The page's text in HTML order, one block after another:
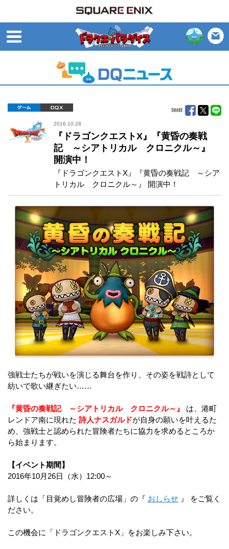
ゲーム
2016.10.28
『ドラゴンクエストX』『黄昏の奏戦
記 ～シアトリカル クロニクル～』
開演中！
『ドラゴンクエストX』『黄昏の奏戦記 ～シア
トリカル クロニクル～』 開演中！
強戦士たちが戦いを演じる舞台を作り、その姿を戦詩として
紡いで歌い継ぎたい……
『黄昏の奏戦記 ～シアトリカル クロニクル～』
は、港町
レンドア南に現れた 詩人ナスガルドが自身の願いを叶えるた
め、強戦士と認められた冒険者たちに協力を求めるところか
ら始まります。
【イベント期間】
2016年10月26日（水）12:00～
詳しくは「目覚めし冒険者の広場」の『 おしらせ 』 をご覧く
ださい。
この機会に「ドラゴンクエストX」をお楽しみ下さい。